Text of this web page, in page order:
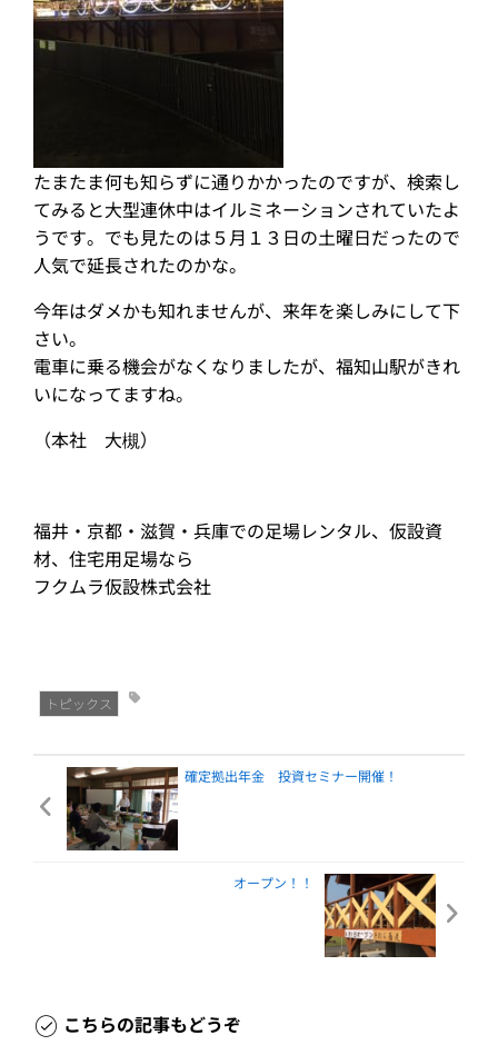
たまたま何も知らずに通りかかったのですが、検索し
てみると大型連休中はイルミネーションされていたよ
うです。でも見たのは５月１３日の土曜日だったので
人気で延長されたのかな。
今年はダメかも知れませんが、来年を楽しみにして下
さい。
電車に乗る機会がなくなりましたが、福知山駅がきれ
いになってますね。
（本社 大槻）
福井・京都・滋賀・兵庫での足場レンタル、仮設資
材、住宅用足場なら
フクムラ仮設株式会社
トピックス
確定拠出年金 投資セミナー開催！
オープン！！
こちらの記事もどうぞ